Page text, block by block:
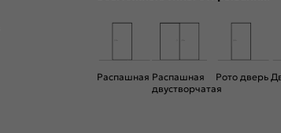
Распашная Распашная
двустворчатая
Рото дверь